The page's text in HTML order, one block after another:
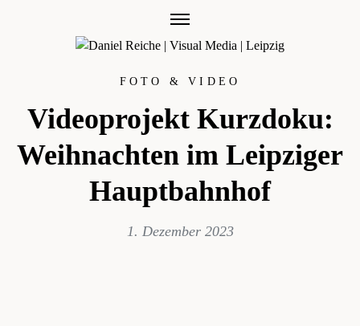
FOTO & VIDEO
Videoprojekt Kurzdoku:
Weihnachten im Leipziger
Hauptbahnhof
1. Dezember 202319.